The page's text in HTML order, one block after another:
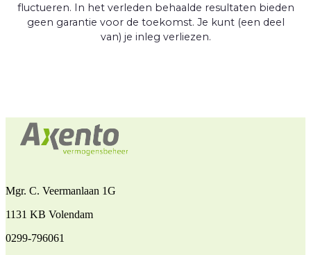
fluctueren. In het verleden behaalde resultaten bieden
geen garantie voor de toekomst. Je kunt (een deel
van) je inleg verliezen.
Mgr. C. Veermanlaan 1G
1131 KB Volendam
0299-796061